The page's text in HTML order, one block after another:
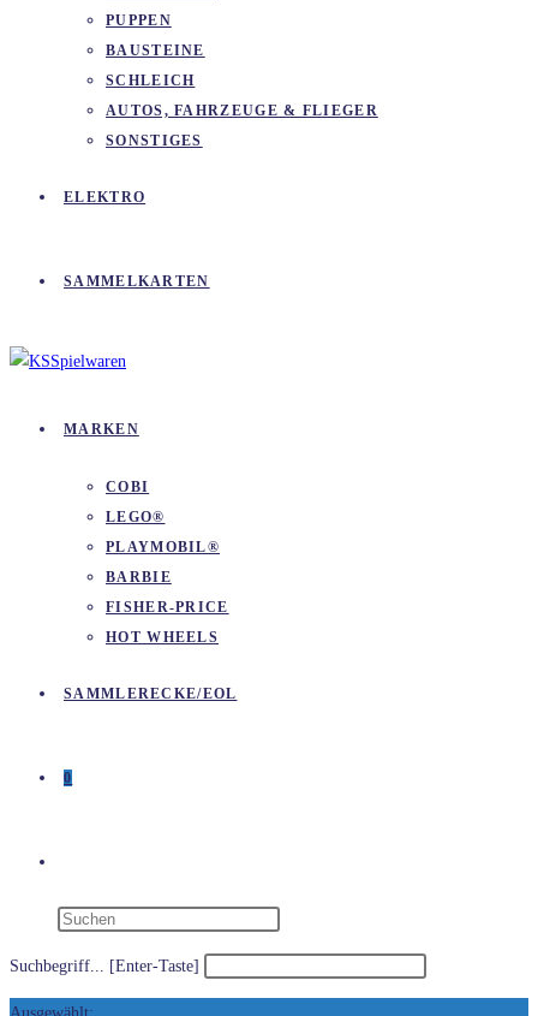
PUPPEN
BAUSTEINE
SCHLEICH
AUTOS, FAHRZEUGE & FLIEGER
SONSTIGES
ELEKTRO
SAMMELKARTEN
MARKEN
COBI
LEGO®
PLAYMOBIL®
BARBIE
FISHER-PRICE
HOT WHEELS
SAMMLERECKE/EOL
0
Suchbegriff... [Enter-Taste]